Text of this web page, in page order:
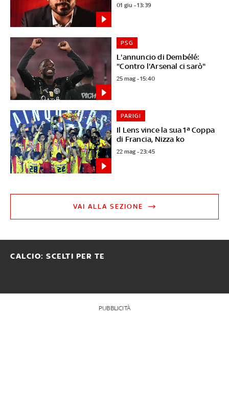
01 giu - 13:39
L'annuncio di Dembélé:
"Contro l'Arsenal ci sarò"
PSG
25 mag - 15:40
Il Lens vince la sua 1ª Coppa
di Francia, Nizza ko
PARIGI
22 mag - 23:45
VAI ALLA SEZIONE
CALCIO: SCELTI PER TE
PUBBLICITÀ